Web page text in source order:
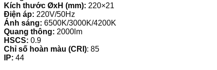
Kích thước ØxH (mm): 220×21
Điện áp: 220V/50Hz
Ánh sáng: 6500K/3000K/4200K
Quang thông: 2000lm
HSCS: 0.9
Chỉ số hoàn màu (CRI): 85
IP: 44